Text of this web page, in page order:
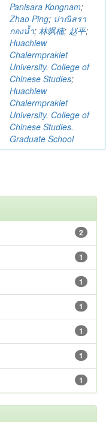
Panisara Kongnam;
Zhao Ping; ปาณิสรา
กองน้ำ; 林飒楠; 赵平;
Huachiew
Chalermprakiet
University. College of
Chinese Studies;
Huachiew
Chalermprakiet
University. College of
Chinese Studies.
Graduate School
2
1
1
1
1
1
1